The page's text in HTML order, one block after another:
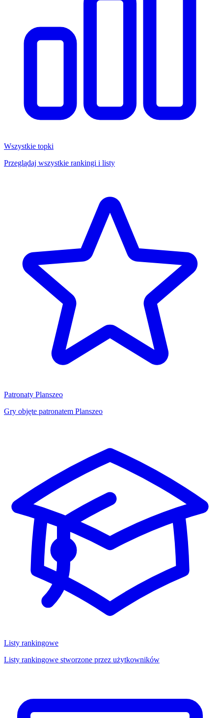
Wszystkie topki
Przeglądaj wszystkie rankingi i listy
Patronaty Planszeo
Gry objęte patronatem Planszeo
Listy rankingowe
Listy rankingowe stworzone przez użytkowników